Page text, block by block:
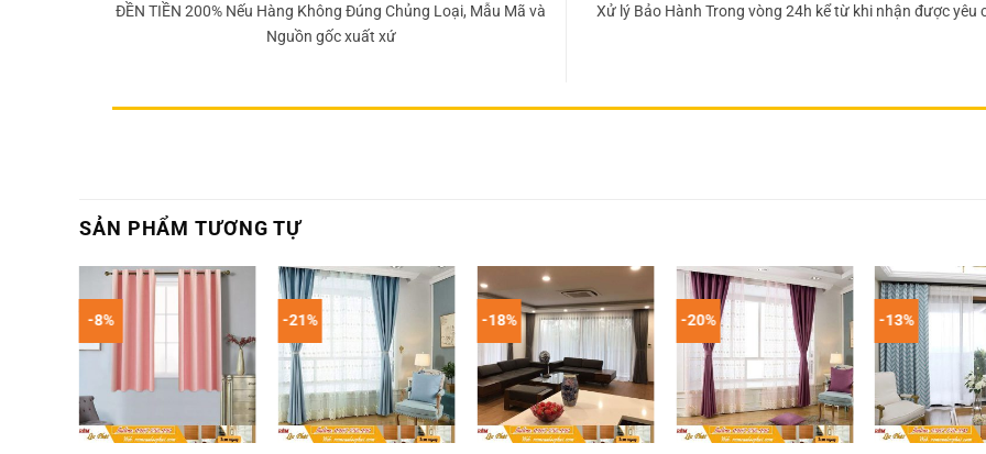
ĐỀN TIỀN 200% Nếu Hàng Không Đúng Chủng Loại, Mẫu Mã và
Nguồn gốc xuất xứ
Xử lý Bảo Hành Trong vòng 24h kể từ khi nhận được yêu
SẢN PHẨM TƯƠNG TỰ
-8% -21% -18% -20% -13%